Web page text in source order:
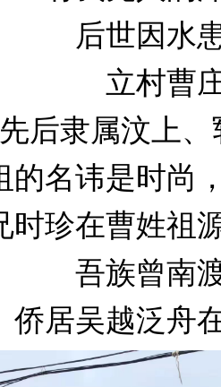
后世因水
立村曹
先后隶属汶上
的名讳是时尚
时珍在曹姓祖
吾族曾南
侨居吴越泛舟